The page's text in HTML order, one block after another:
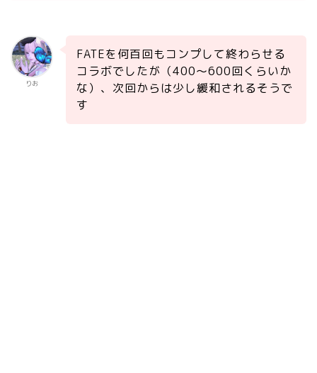
りお
FATEを何百回もコンプして終わらせる
コラボでしたが（400～600回くらいか
な）、次回からは少し緩和されるそうで
す